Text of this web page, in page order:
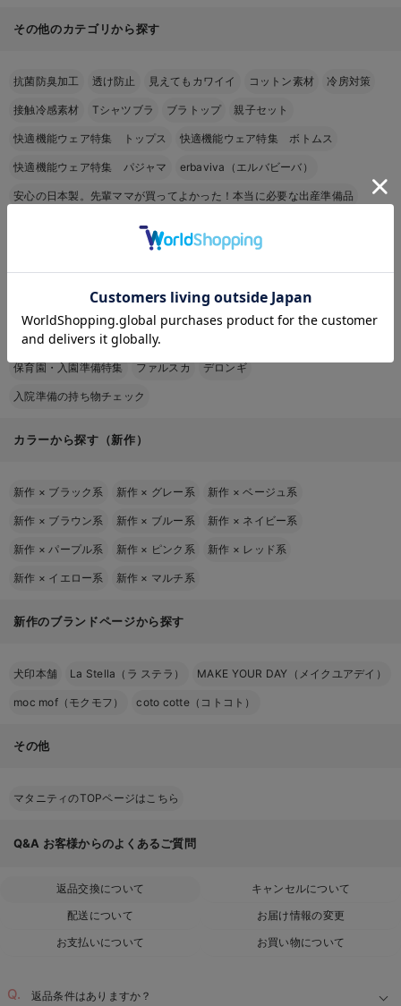
その他のカテゴリから探す
抗菌防臭加工 透け防止 見えてもカワイイ コットン素材 冷房対策
接触冷感素材 Tシャツブラ ブラトップ 親子セット
快適機能ウェア特集 トップス 快適機能ウェア特集 ボトムス
快適機能ウェア特集 パジャマ erbaviva（エルバビーバ）
安心の日本製。先輩ママが買ってよかった！本当に必要な出産準備品
ハレの日に着るANGELIEBEのセレモニー
買って正解！高評価レビューアイテム 冬に可愛いニットがお得！
ロンパースはいつからいつまで使う？選ぶポイントも解説！
保育園・入園準備特集 ファルスカ デロンギ
入院準備の持ち物チェック
カラーから探す（新作）
新作 × ブラック系 新作 × グレー系 新作 ×ベージュ系
新作 × ブラウン系 新作 × ブルー系 新作 × ネイビー系
新作 × パープル系 新作 × ピンク系 新作 × レッド系
新作 × イエロー系 新作 × マルチ系
新作のブランドページから探す
犬印本舗 La Stella（ラ ステラ） MAKE YOUR DAY（メイクユアデイ）
moc mof（モクモフ） coto cotte（コトコト）
その他
マタニティのTOPページはこちら
Q&A お客様からのよくあるご質問
返品交換について
キャンセルについて
配送について
お届け情報の変更
お支払いについて
お買い物について
返品条件はありますか？
お気に入り商品を確認する